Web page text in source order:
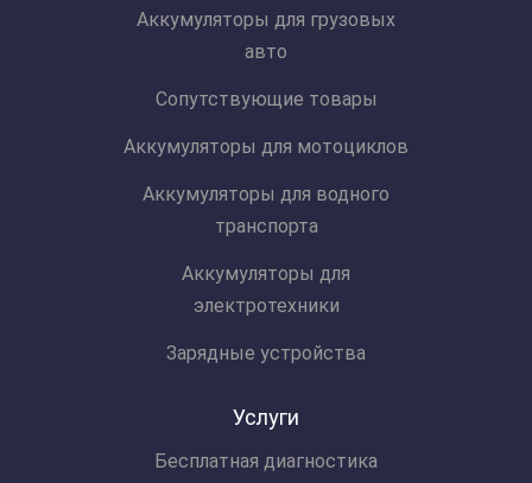
Аккумуляторы для грузовых
авто
Сопутствующие товары
Аккумуляторы для мотоциклов
Аккумуляторы для водного
транспорта
Аккумуляторы для
электротехники
Зарядные устройства
Услуги
Бесплатная диагностика